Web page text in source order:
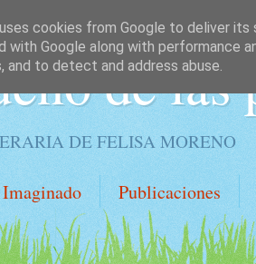
de las
DE FELISA MORENO
Publicaciones
cookies from Google to deliver its
with Google along with performance
and to detect and address abuse.